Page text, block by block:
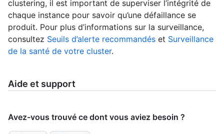
clustering, il est important de superviser l’intégrité de
chaque instance pour savoir qu’une défaillance se
produit. Pour plus d’informations sur la surveillance,
consultez Seuils d’alerte recommandés et Surveillance
de la santé de votre cluster.
Aide et support
Avez-vous trouvé ce dont vous aviez besoin ?